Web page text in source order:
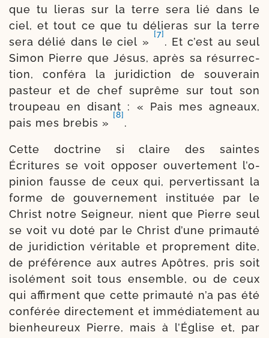
que tu lie­ras sur la terre sera lié dans le
ciel, et tout ce que tu délie­ras sur la terre
sera délié dans le ciel »
[7]
. Et c’est au seul
Simon Pierre que Jésus, après sa résur­rec­
tion, confé­ra la juri­dic­tion de sou­ve­rain
pas­teur et de chef suprême sur tout son
trou­peau en disant : « Pais mes agneaux,
pais mes bre­bis »
[8]
.
Cette doc­trine si claire des saintes
Écritures se voit oppo­ser ouver­te­ment l’o­
pi­nion fausse de ceux qui, per­ver­tis­sant la
forme de gou­ver­ne­ment ins­ti­tuée par le
Christ notre Seigneur, nient que Pierre seul
se voit vu doté par le Christ d’une pri­mau­té
de juri­dic­tion véri­table et pro­pre­ment dite,
de pré­fé­rence aux autres Apôtres, pris soit
iso­lé­ment soit tous ensemble, ou de ceux
qui affirment que cette pri­mau­té n’a pas été
confé­rée direc­te­ment et immé­dia­te­ment au
bien­heu­reux Pierre, mais à l’Église et, par